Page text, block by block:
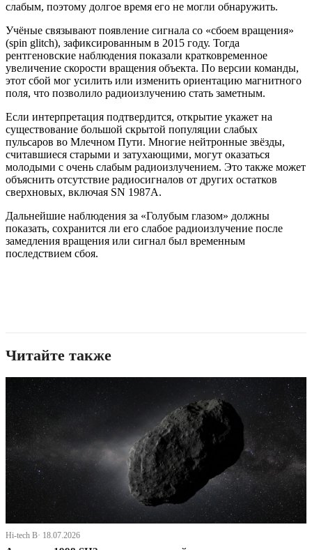
слабым, поэтому долгое время его не могли обнаружить.
Учёные связывают появление сигнала со «сбоем вращения»
(spin glitch), зафиксированным в 2015 году. Тогда
рентгеновские наблюдения показали кратковременное
увеличение скорости вращения объекта. По версии команды,
этот сбой мог усилить или изменить ориентацию магнитного
поля, что позволило радиоизлучению стать заметным.
Если интерпретация подтвердится, открытие укажет на
существование большой скрытой популяции слабых
пульсаров во Млечном Пути. Многие нейтронные звёзды,
считавшиеся старыми и затухающими, могут оказаться
молодыми с очень слабым радиоизлучением. Это также может
объяснить отсутствие радиосигналов от других остатков
сверхновых, включая SN 1987A.
Дальнейшие наблюдения за «Голубым глазом» должны
показать, сохранится ли его слабое радиоизлучение после
замедления вращения или сигнал был временным
последствием сбоя.
Читайте также
Hi-tech В· 18.07.2026